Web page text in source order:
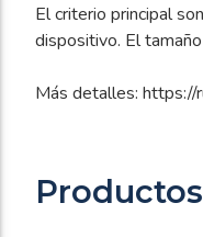
El criterio principal
dispositivo. El
Más detalles: